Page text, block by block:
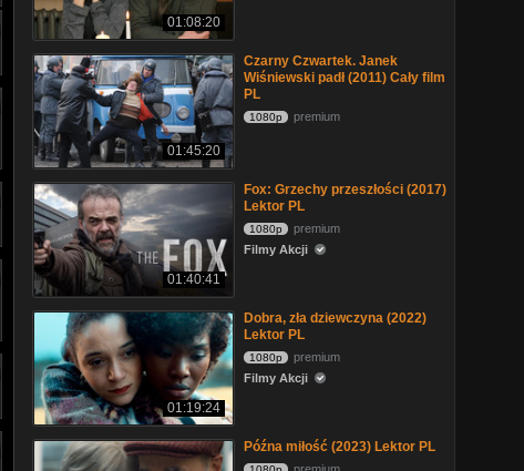
01:08:20
01:45:20
Czarny Czwartek. Janek
Wiśniewski padł (2011) Cały film
PL
1080p premium
01:40:41
Fox: Grzechy przeszłości (2017)
Lektor PL
1080p
premium
Filmy Akcji
01:19:24
Dobra, zła dziewczyna (2022)
Lektor PL
1080p
premium
Filmy Akcji
Późna miłość (2023) Lektor PL